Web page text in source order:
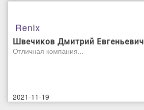
Renix
Швечиков Дмитрий Евгеньевич
Отличная компания...
2021-11-19